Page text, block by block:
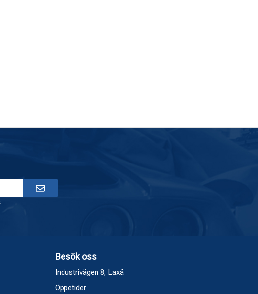
Besök oss
Industrivägen 8, Laxå
Öppetider